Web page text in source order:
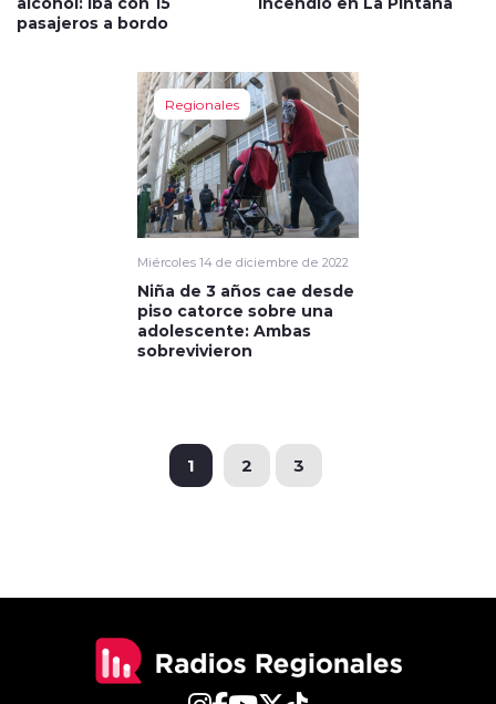
pasajeros a bordo
Regionales
Miércoles 14 de diciembre de 2022
Niña de 3 años cae desde
piso catorce sobre una
adolescente: Ambas
sobrevivieron
1 2 3